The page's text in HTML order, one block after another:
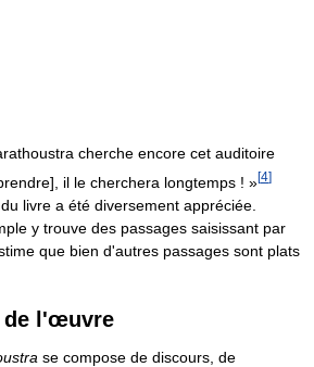
cherche encore cet auditoire
il le cherchera longtemps ! »[4]
livre a été diversement appréciée.
y trouve des passages saisissant par
que bien d'autres passages sont plats
de l'œuvre
se compose de discours, de